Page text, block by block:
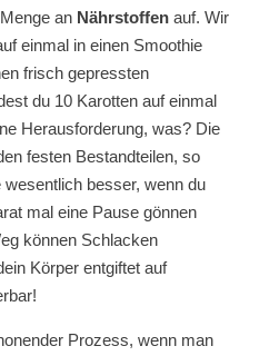
an Nährstoffen auf. Wir
einmal in einen Smoothie
frisch gepressten
du 10 Karotten auf einmal
Herausforderung, was? Die
festen Bestandteilen, so
besser, wenn du
mal eine Pause gönnen
können Schlacken
Körper entgiftet auf
Prozess, wenn man